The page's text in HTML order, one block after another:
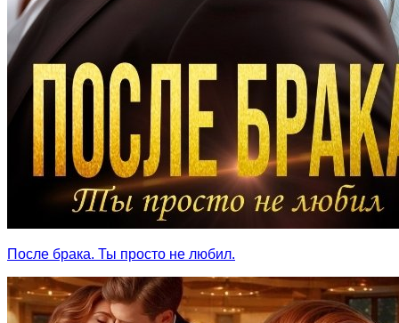
После брака. Ты просто не любил.